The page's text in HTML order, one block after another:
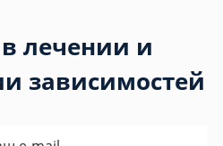
лечении и
зависимостей